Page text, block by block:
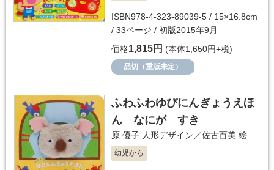
ISBN978-4-323-89039-5 / 15×16.8cm
/ 33ページ / 初版2015年9月
価格1,815円 (本体1,650円+税)
品切（重版未定）
ふわふわゆびにんぎょうえほ
ん なにが すき
原 優子 人形デザイン／佐古百美 絵
幼児から